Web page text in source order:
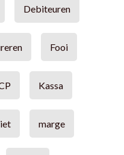
Debiteuren
Fooi
Kassa
marge